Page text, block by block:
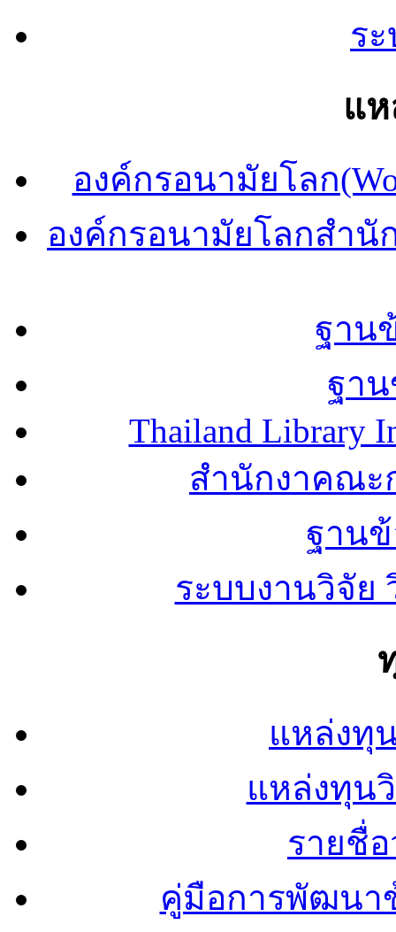
ร
แ
องค์กรอนามัยโลก
องค์กรอนามัยโลกสำนั
ฐาน
ฐา
Thailand Library
สำนักงาคณะ
ฐาน
ระบบงานวิจัย
แหล่งทุ
แหล่งทุน
รายชื่
คู่มือการพัฒนา